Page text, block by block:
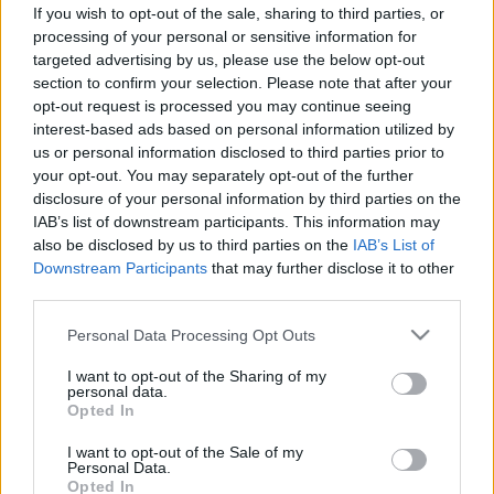
If you wish to opt-out of the sale, sharing to third parties, or
processing of your personal or sensitive information for
targeted advertising by us, please use the below opt-out
section to confirm your selection. Please note that after your
opt-out request is processed you may continue seeing
interest-based ads based on personal information utilized by
us or personal information disclosed to third parties prior to
your opt-out. You may separately opt-out of the further
disclosure of your personal information by third parties on the
IAB’s list of downstream participants. This information may
also be disclosed by us to third parties on the IAB’s List of
Downstream Participants that may further disclose it to other
Please note that this website/app uses one or more Google
not limited to your visit or usage behaviour. You may click to
grant or deny consent to Google and its third-party tags to
use your data for below specified purposes in below Google
consent section.
Personal Data Processing Opt Outs
I want to opt-out of the Sharing of my
personal data.
Opted In
I want to opt-out of the Sale of my
Personal Data.
Opted In